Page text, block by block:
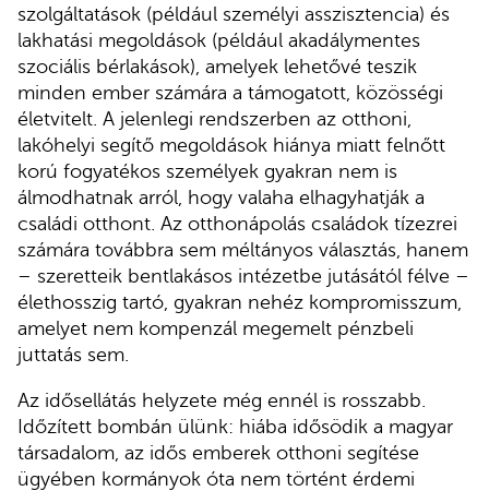
szolgáltatások (például személyi asszisztencia) és
lakhatási megoldások (például akadálymentes
szociális bérlakások), amelyek lehetővé teszik
minden ember számára a támogatott, közösségi
életvitelt. A jelenlegi rendszerben az otthoni,
lakóhelyi segítő megoldások hiánya miatt felnőtt
korú fogyatékos személyek gyakran nem is
álmodhatnak arról, hogy valaha elhagyhatják a
családi otthont. Az otthonápolás családok tízezrei
számára továbbra sem méltányos választás, hanem
– szeretteik bentlakásos intézetbe jutásától félve –
élethosszig tartó, gyakran nehéz kompromisszum,
amelyet nem kompenzál megemelt pénzbeli
juttatás sem.
Az idősellátás helyzete még ennél is rosszabb.
Időzített bombán ülünk: hiába idősödik a magyar
társadalom, az idős emberek otthoni segítése
ügyében kormányok óta nem történt érdemi